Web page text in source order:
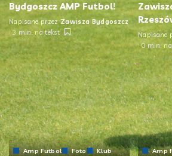
Bydgoszcz AMP Futbol!
Napisane przez Zawisza Bydgoszcz
3 min. na tekst
Napisane
0 min.
Amp Futbol Foto Klub Amp